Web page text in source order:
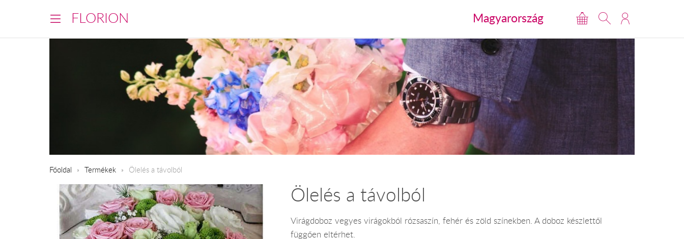
FLORION Magyarország
Főoldal Termékek Ölelés a távolból
Ölelés a távolból
Virágdoboz vegyes virágokból rózsaszín, fehér és zöld színekben. A doboz készlettől
függően eltérhet.